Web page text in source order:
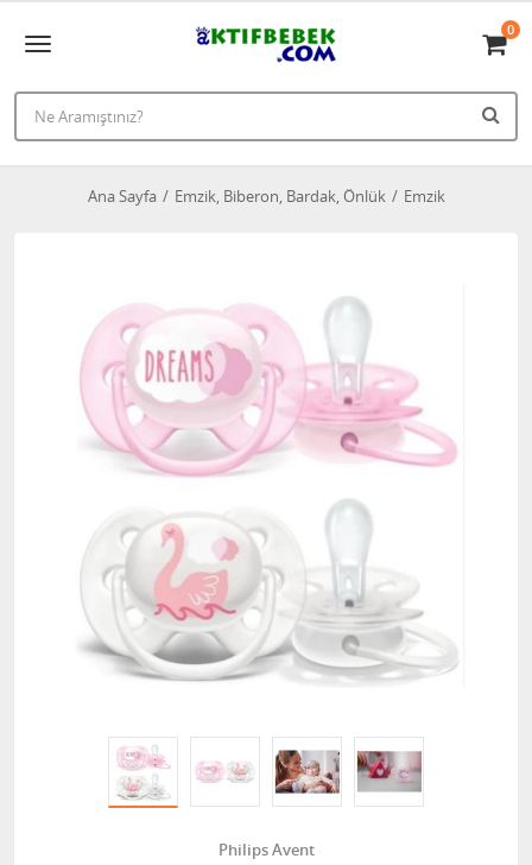
0
Ana Sayfa Emzik, Biberon, Bardak, Önlük Emzik
Philips Avent